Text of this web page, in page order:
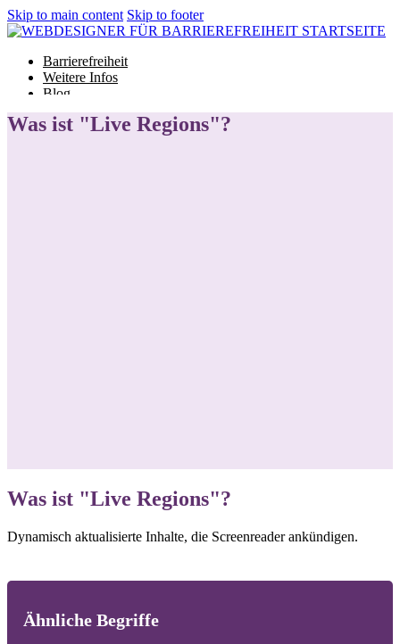
Skip to main content Skip to footer
Barrierefreiheit
Weitere Infos
Blog
Glossar
Was ist "Live Regions"?
Was ist "Live Regions"?
Dynamisch aktualisierte Inhalte, die Screenreader ankündigen.
Ähnliche Begriffe